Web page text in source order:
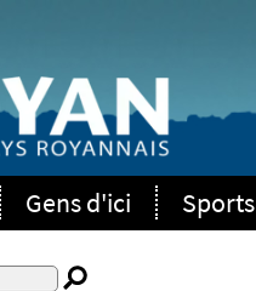
Gens d'ici Sports